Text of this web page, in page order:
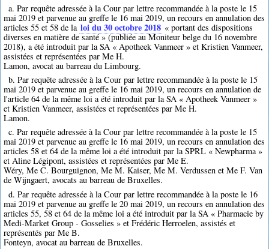
a. Par requête adressée à la Cour par lettre recommandée à la poste le 15
mai 2019 et parvenue au greffe le 16 mai 2019, un recours en annulation des
articles 55 et 58 de la loi du 30 octobre 2018 « portant des dispositions
diverses en matière de santé » (publiée au Moniteur belge du 16 novembre
2018), a été introduit par la SA « Apotheek Vanmeer » et Kristien Vanmeer,
assistées et représentées par Me H.
Lamon, avocat au barreau du Limbourg.
b. Par requête adressée à la Cour par lettre recommandée à la poste le 15
mai 2019 et parvenue au greffe le 16 mai 2019, un recours en annulation de
l'article 64 de la même loi a été introduit par la SA « Apotheek Vanmeer »
et Kristien Vanmeer, assistées et représentées par Me H.
Lamon.
c. Par requête adressée à la Cour par lettre recommandée à la poste le 15
mai 2019 et parvenue au greffe le 16 mai 2019, un recours en annulation des
articles 58 et 64 de la même loi a été introduit par la SPRL « Newpharma »
et Aline Légipont, assistées et représentées par Me E.
Wéry, Me C. Bourguignon, Me M. Kaiser, Me M. Verdussen et Me F. Van
de Wijngaert, avocats au barreau de Bruxelles.
d. Par requête adressée à la Cour par lettre recommandée à la poste le 16
mai 2019 et parvenue au greffe le 20 mai 2019, un recours en annulation des
articles 55, 58 et 64 de la même loi a été introduit par la SA « Pharmacie by
Medi-Market Group - Gosselies » et Frédéric Herroelen, assistés et
représentés par Me B.
Fonteyn, avocat au barreau de Bruxelles.